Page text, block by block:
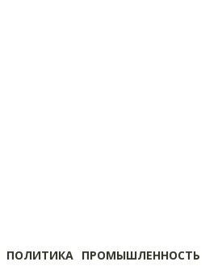
ПОЛИТИКА ПРОМЫШЛЕННОСТЬ